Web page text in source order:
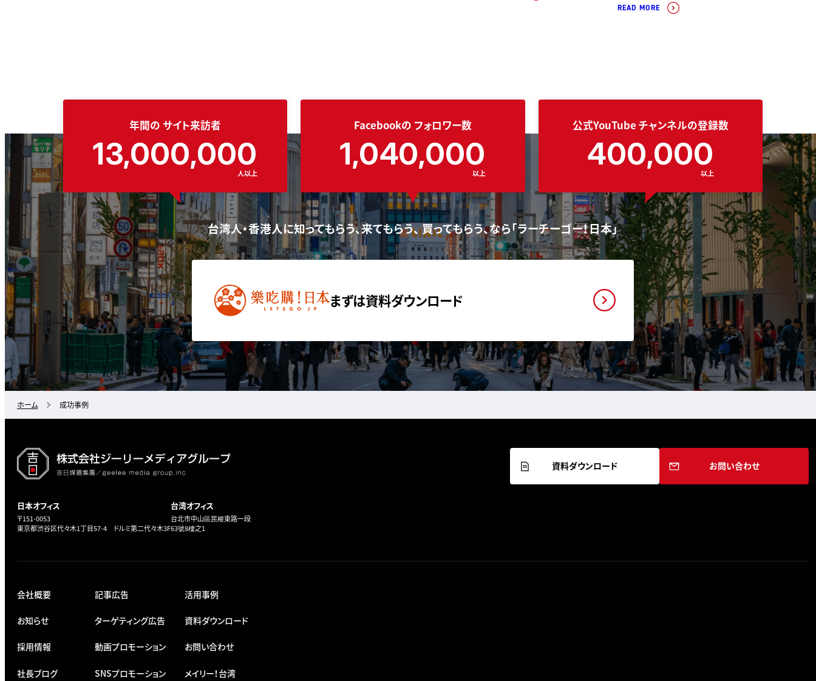
READ MORE
台湾人・香港人に知ってもらう、来てもらう、 買ってもらう、なら「ラーチーゴー！日本」
まずは資料ダウンロード
年間の サイト来訪者
13,000,000
人以上
Facebookの フォロワー数
1,040,000
以上
公式YouTube チャンネルの登録数
400,000
以上
ホーム 成功事例
日本オフィス
〒151-0053
東京都渋谷区代々木1丁目57-4 ドルミ第二代々木3F
台湾オフィス
台北市中山區民權東路一段
63號8樓之1
資料ダウンロード お問い合わせ
会社概要
お知らせ
採用情報
社長ブログ
記事広告
ターゲティング広告
動画プロモーション
SNSプロモーション
活用事例
資料ダウンロード
お問い合わせ
メイリー！台湾